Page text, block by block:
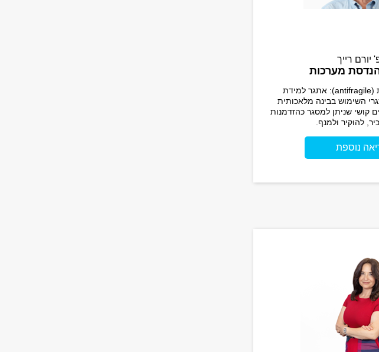
יורם רייך
מערכות
חשיבה אנטיפרגילית (antifragile): אתגר למידת
השימוש בבינה מלאכותית
קושי שניתן למסגר כהזדמנות
להוקיר ולמנף.
נוספת